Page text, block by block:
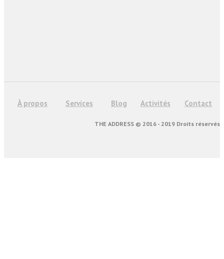
À propos Services Blog Activités Contact
THE ADDRESS © 2016 - 2019 Droits réservés